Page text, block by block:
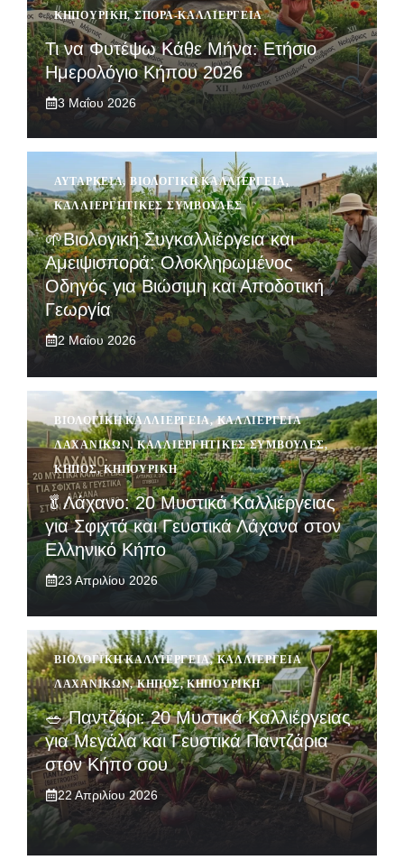
ΚΗΠΟΥΡΙΚΉ,ΣΠΟΡΆ-ΚΑΛΛΙΈΡΓΕΙΑ
Τι να Φυτέψω Κάθε Μήνα: Ετήσιο
Ημερολόγιο Κήπου 2026
3 Μαΐου 2026
ΑΥΤΆΡΚΕΙΑ, ΒΙΟΛΟΓΙΚΉ ΚΑΛΛΙΈΡΓΕΙΑ,
ΚΑΛΛΙΕΡΓΗΤΙΚΈΣ ΣΥΜΒΟΥΛΈΣ
🌱Βιολογική Συγκαλλιέργεια και
Αμειψισπορά: Ολοκληρωμένος
Οδηγός για Βιώσιμη και Αποδοτική
Γεωργία
2 Μαΐου 2026
ΒΙΟΛΟΓΙΚΉ ΚΑΛΛΙΈΡΓΕΙΑ,ΚΑΛΛΙΈΡΓΕΙΑ
ΛΑΧΑΝΙΚΏΝ,ΚΑΛΛΙΕΡΓΗΤΙΚΈΣ ΣΥΜΒΟΥΛΈΣ,
ΚΉΠΟΣ,ΚΗΠΟΥΡΙΚΉ
🥬Λάχανο: 20 Μυστικά Καλλιέργειας
για Σφιχτά και Γευστικά Λάχανα στον
Ελληνικό Κήπο
23 Απριλίου 2026
ΒΙΟΛΟΓΙΚΉ ΚΑΛΛΙΈΡΓΕΙΑ,ΚΑΛΛΙΈΡΓΕΙΑ
ΛΑΧΑΝΙΚΏΝ,ΚΉΠΟΣ,ΚΗΠΟΥΡΙΚΉ
🥗 Παντζάρι: 20 Μυστικά Καλλιέργειας
για Μεγάλα και Γευστικά Παντζάρια
στον Κήπο σου
22 Απριλίου 2026